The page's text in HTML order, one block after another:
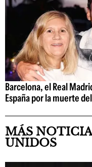
Barcelona, el Real
España por la muerte
MÁS
UNIDOS